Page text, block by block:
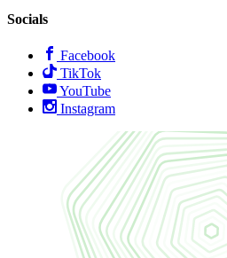
Socials
Facebook
TikTok
YouTube
Instagram